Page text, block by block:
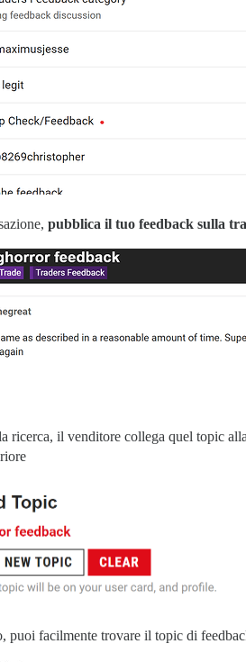
pubblica il tuo feedback sulla
ricerca, il venditore collega quel topic
puoi facilmente trovare il topic di